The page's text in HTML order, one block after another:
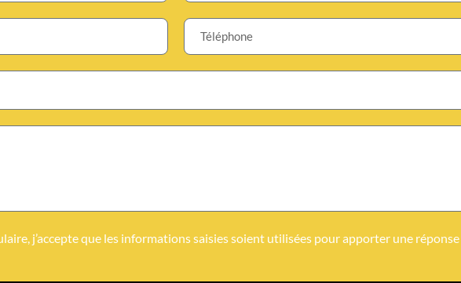
j’accepte que les informations saisies soient utilisées pour apporter une